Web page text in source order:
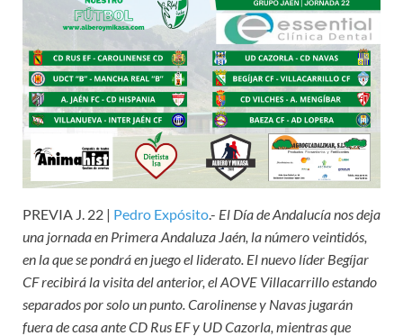
PREVIA J. 22 | Pedro Expósito.- El Día de Andalucía nos deja
una jornada en Primera Andaluza Jaén, la número veintidós,
en la que se pondrá en juego el liderato. El nuevo líder Begíjar
CF recibirá la visita del anterior, el AOVE Villacarrillo estando
separados por solo un punto. Carolinense y Navas jugarán
fuera de casa ante CD Rus EF y UD Cazorla, mientras que